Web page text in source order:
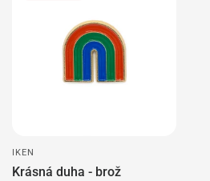
IKEN
Krásná duha - brož